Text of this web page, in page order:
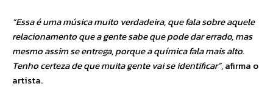
“Essa é uma música muito verdadeira, que fala sobre aquele
relacionamento que a gente sabe que pode dar errado, mas
mesmo assim se entrega, porque a química fala mais alto.
Tenho certeza de que muita gente vai se identificar”, afirma o
artista.